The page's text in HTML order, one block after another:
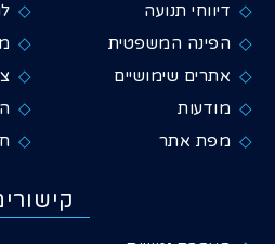
דיווחי תנועה
הפינה המשפטית
אתרים שימושיים
מודעות
מפת אתר